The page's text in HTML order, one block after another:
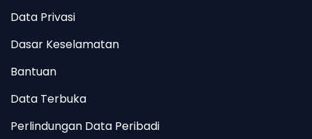
Data Privasi
Dasar Keselamatan
Bantuan
Data Terbuka
Perlindungan Data Peribadi